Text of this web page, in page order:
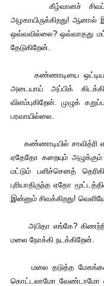
கீழ்வானச்
அழகாயிருக்கிறது! ஆனால்
ஒவ்வவில்லை? ஒவ்வாதது
தேடுகிறேன்.
கண்ணாடியை ஒட்டிய
அடையாய் அப்பிக்
விளம்புகிறேன். முழுக்
பரவாயில்லை.
கண்ணாடியில் சாவித்ரி
ஏதேதோ கறையும்
மட்டும் பளிச்செனத்
புரியாதிருந்த ஏதோ
இன்னும் சிவக்கிறது!
அபிதா எங்கே?
மலை நோக்கி நடக்கிறேன்.
மலை தடுத்த மேகங்கள்
கொட்டலாமோ வேண்டாமோ